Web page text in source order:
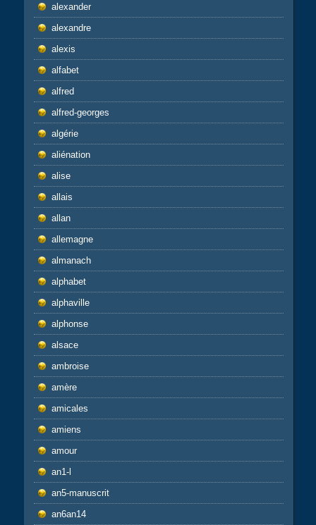
alexander
alexandre
alexis
alfabet
alfred
alfred-georges
algérie
aliénation
alise
allais
allan
allemagne
almanach
alphabet
alphaville
alphonse
alsace
ambroise
amère
amicales
amiens
amour
an1-l
an5-manuscrit
an6an14